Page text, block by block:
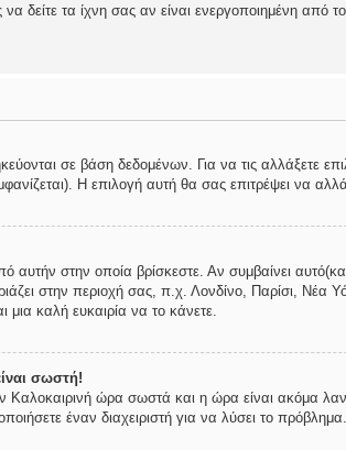
δείτε τα ίχνη σας αν είναι ενεργοποιημένη από
σε βάση δεδομένων. Για να τις αλλάξετε
Η επιλογή αυτή θα σας επιτρέψει να
αυτήν στην οποία βρίσκεστε. Αν συμβαίνει
στην περιοχή σας, π.χ. Λονδίνο, Παρίσι, Νέα
μια καλή ευκαιρία να το κάνετε.
σωστή!
Καλοκαιρινή ώρα σωστά και η ώρα είναι ακόμα
έναν διαχειριστή για να λύσει το πρόβλημα.